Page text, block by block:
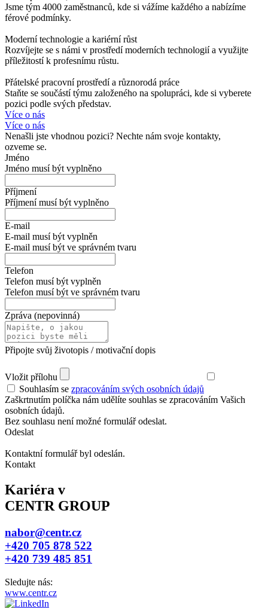
Jsme tým 4000 zaměstnanců, kde si vážíme každého a nabízíme
férové podmínky.
Moderní technologie a kariérní růst
Rozvíjejte se s námi v prostředí moderních technologií a využijte
příležitostí k profesnímu růstu.
Přátelské pracovní prostředí a různorodá práce
Staňte se součástí týmu založeného na spolupráci, kde si vyberete
pozici podle svých představ.
Více o nás
Více o nás
Nenašli jste vhodnou pozici? Nechte nám svoje kontakty,
ozveme se.
Jméno
Jméno musí být vyplněno
Příjmení
Příjmení musí být vyplněno
E-mail
E-mail musí být vyplněn
E-mail musí být ve správném tvaru
Telefon
Telefon musí být vyplněn
Telefon musí být ve správném tvaru
Zpráva (nepovinná)
Připojte svůj životopis / motivační dopis
Vložit přílohu
Souhlasím se zpracováním svých osobních údajů
Zaškrtnutím políčka nám udělíte souhlas se zpracováním Vašich
osobních údajů.
Bez souhlasu není možné formulář odeslat.
Odeslat
Kontaktní formulář byl odeslán.
Kontakt
Kariéra v
CENTR GROUP
nabor@centr.cz
+420 705 878 522
+420 739 485 851
Sledujte nás:
www.centr.cz